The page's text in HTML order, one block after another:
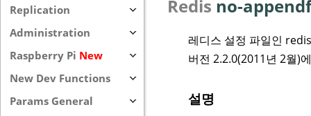
Replication
Administration
Raspberry Pi New
New Dev Functions
Params General
Redis no-
레디스 설정 파일인
버전 2.2.0(2011년 2월)
설명